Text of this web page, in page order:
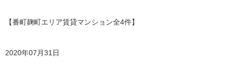
【番町麹町エリア賃貸マンション全4件】
2020年07月31日